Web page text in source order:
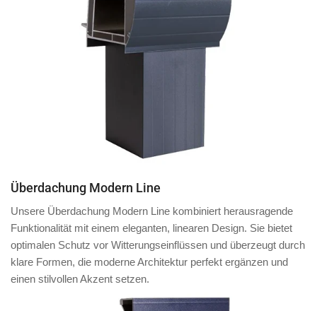
Überdachung Modern Line
Unsere Überdachung Modern Line kombiniert herausragende
Funktionalität mit einem eleganten, linearen Design. Sie bietet
optimalen Schutz vor Witterungseinflüssen und überzeugt durch
klare Formen, die moderne Architektur perfekt ergänzen und
einen stilvollen Akzent setzen.